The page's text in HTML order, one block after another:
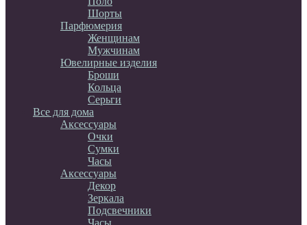
Шорты
Парфюмерия
Женщинам
Мужчинам
Ювелирные изделия
Броши
Кольца
Серьги
Все для дома
Аксессуары
Очки
Сумки
Часы
Аксессуары
Декор
Зеркала
Подсвечники
Часы